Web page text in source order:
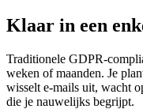
Klaar in een
Traditionele GDPR-
weken of maanden. Je
wisselt e-mails uit, wacht
die je nauwelijks begrijpt.